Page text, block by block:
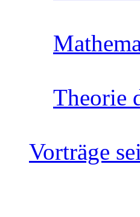
Theorie
Vorträge